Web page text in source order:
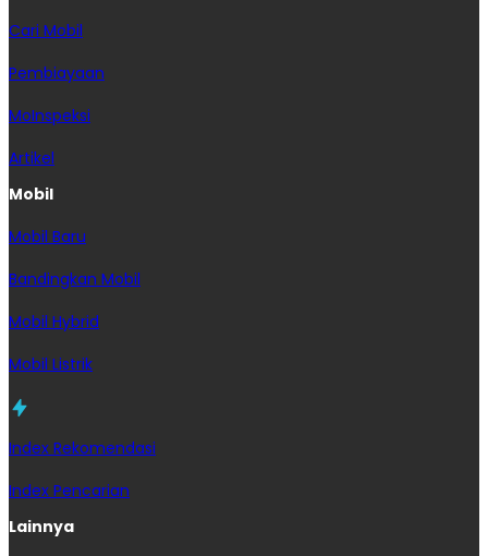
Cari Mobil
Pembiayaan
MoInspeksi
Artikel
Mobil
Mobil Baru
Bandingkan Mobil
Mobil Hybrid
Mobil Listrik
Index Rekomendasi
Index Pencarian
Lainnya